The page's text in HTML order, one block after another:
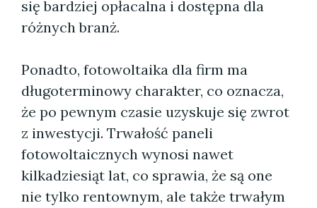
się bardziej opłacalna i dostępna dla
różnych branż.
Ponadto, fotowoltaika dla firm ma
długoterminowy charakter, co oznacza,
że po pewnym czasie uzyskuje się zwrot
z inwestycji. Trwałość paneli
fotowoltaicznych wynosi nawet
kilkadziesiąt lat, co sprawia, że są one
nie tylko rentownym, ale także trwałym